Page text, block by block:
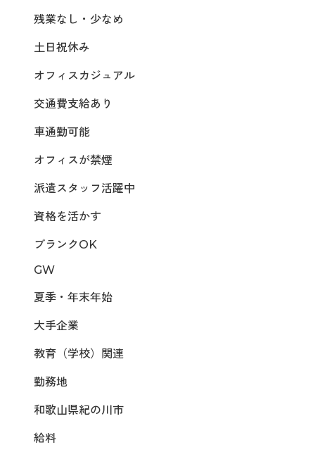
残業なし・少なめ
土日祝休み
オフィスカジュアル
交通費支給あり
車通勤可能
オフィスが禁煙
派遣スタッフ活躍中
資格を活かす
ブランクOK
GW
夏季・年末年始
大手企業
教育（学校）関連
勤務地
和歌山県紀の川市
給料